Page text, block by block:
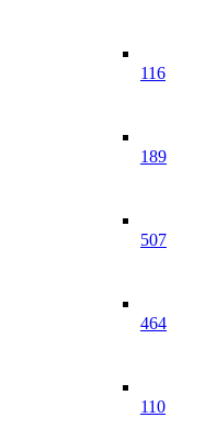
116
189
507
464
110